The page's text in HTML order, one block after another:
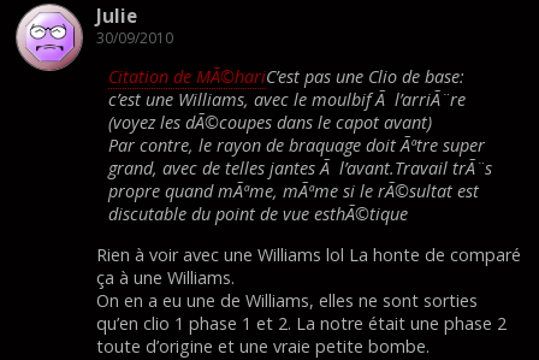
Julie
30/09/2010
Citation de MÃ©hariC’est pas une Clio de base:
c’est une Williams, avec le moulbif Ã l’arriÃ¨re
(voyez les dÃ©coupes dans le capot avant)
Par contre, le rayon de braquage doit Ãªtre super
grand, avec de telles jantes Ã l’avant.Travail trÃ¨s
propre quand mÃªme, mÃªme si le rÃ©sultat est
discutable du point de vue esthÃ©tique
Rien à voir avec une Williams lol La honte de comparé
ça à une Williams.
On en a eu une de Williams, elles ne sont sorties
qu’en clio 1 phase 1 et 2. La notre était une phase 2
toute d’origine et une vraie petite bombe.